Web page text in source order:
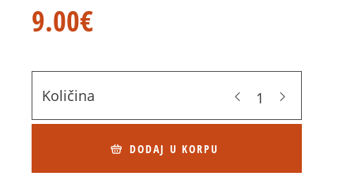
9.00€
Količina
DODAJ U KORPU